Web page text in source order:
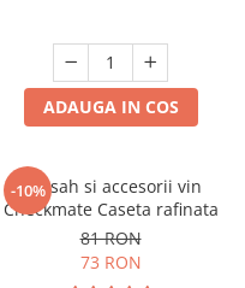
ADAUGA IN COS
-10%
Set sah si accesorii vin
Checkmate Caseta rafinata
81 RON
73 RON